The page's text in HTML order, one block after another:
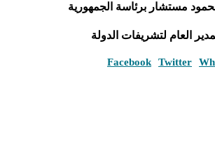
مستشار برئاسة الجمهورية
العام لتشريفات الدولة
Facebook Twitter